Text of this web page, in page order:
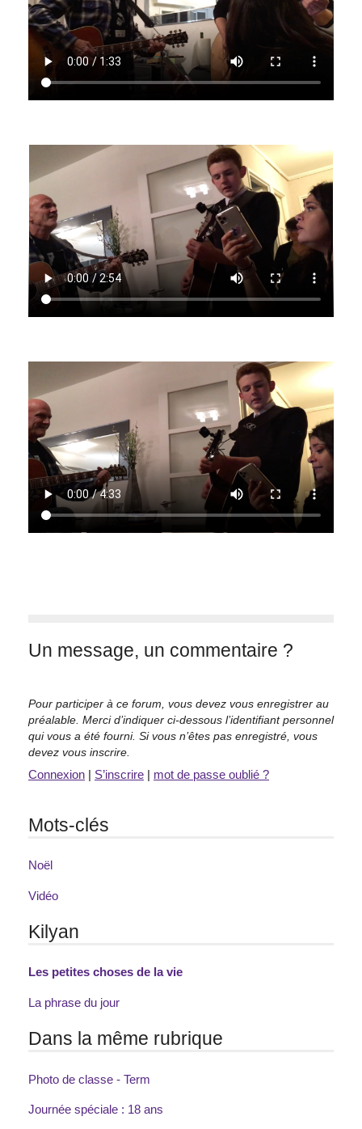
Un message, un commentaire ?
Pour participer à ce forum, vous devez vous enregistrer au
préalable. Merci d’indiquer ci-dessous l’identifiant personnel
qui vous a été fourni. Si vous n’êtes pas enregistré, vous
devez vous inscrire.
Connexion | S’inscrire | mot de passe oublié ?
Mots-clés
Noël
Vidéo
Kilyan
Les petites choses de la vie
La phrase du jour
Dans la même rubrique
Photo de classe - Term
Journée spéciale : 18 ans